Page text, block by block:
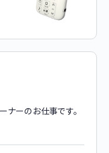
ナーのお仕事です。